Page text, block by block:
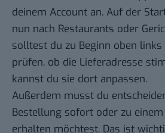
deinem Account an. Auf der
nun nach Restaurants oder
solltest du zu Beginn oben
prüfen, ob die Lieferadresse
kannst du sie dort anpassen.
Außerdem musst du
Bestellung sofort oder zu
erhalten möchtest. Das ist